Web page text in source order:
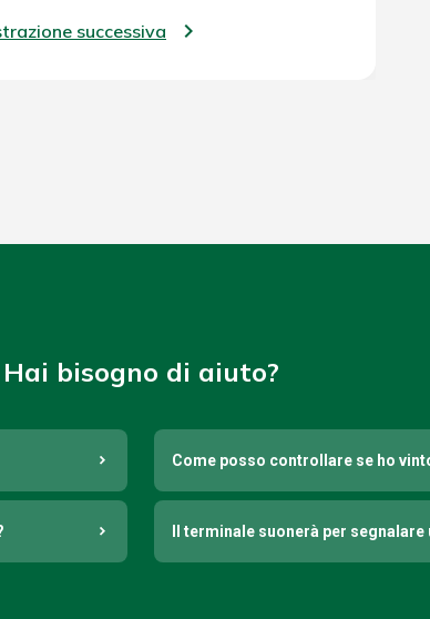
successiva
Hai bisogno di aiuto?
Come posso controllare se ho
Il terminale suonerà per